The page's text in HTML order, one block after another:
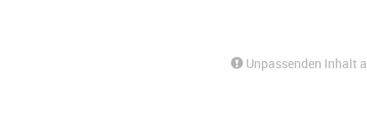
Unpassenden Inhalt